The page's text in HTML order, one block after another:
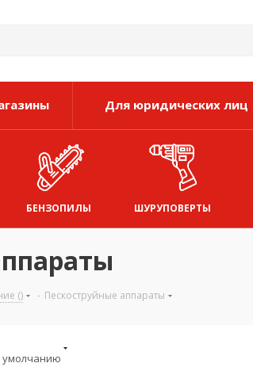
Для юридических лиц
БЕНЗОПИЛЫ ШУРУПОВЕРТЫ
() - Пескоструйные аппараты
умолчанию